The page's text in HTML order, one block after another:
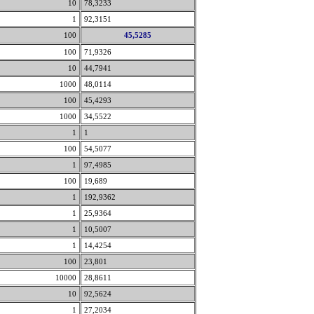
10
78,3233
1
92,3151
100
45,5285
100
71,9326
10
44,7941
1000
48,0114
100
45,4293
1000
34,5522
1
1
100
54,5077
1
97,4985
100
19,689
1
192,9362
1
25,9364
1
10,5007
1
14,4254
100
23,801
10000
28,8611
10
92,5624
1
27,2034